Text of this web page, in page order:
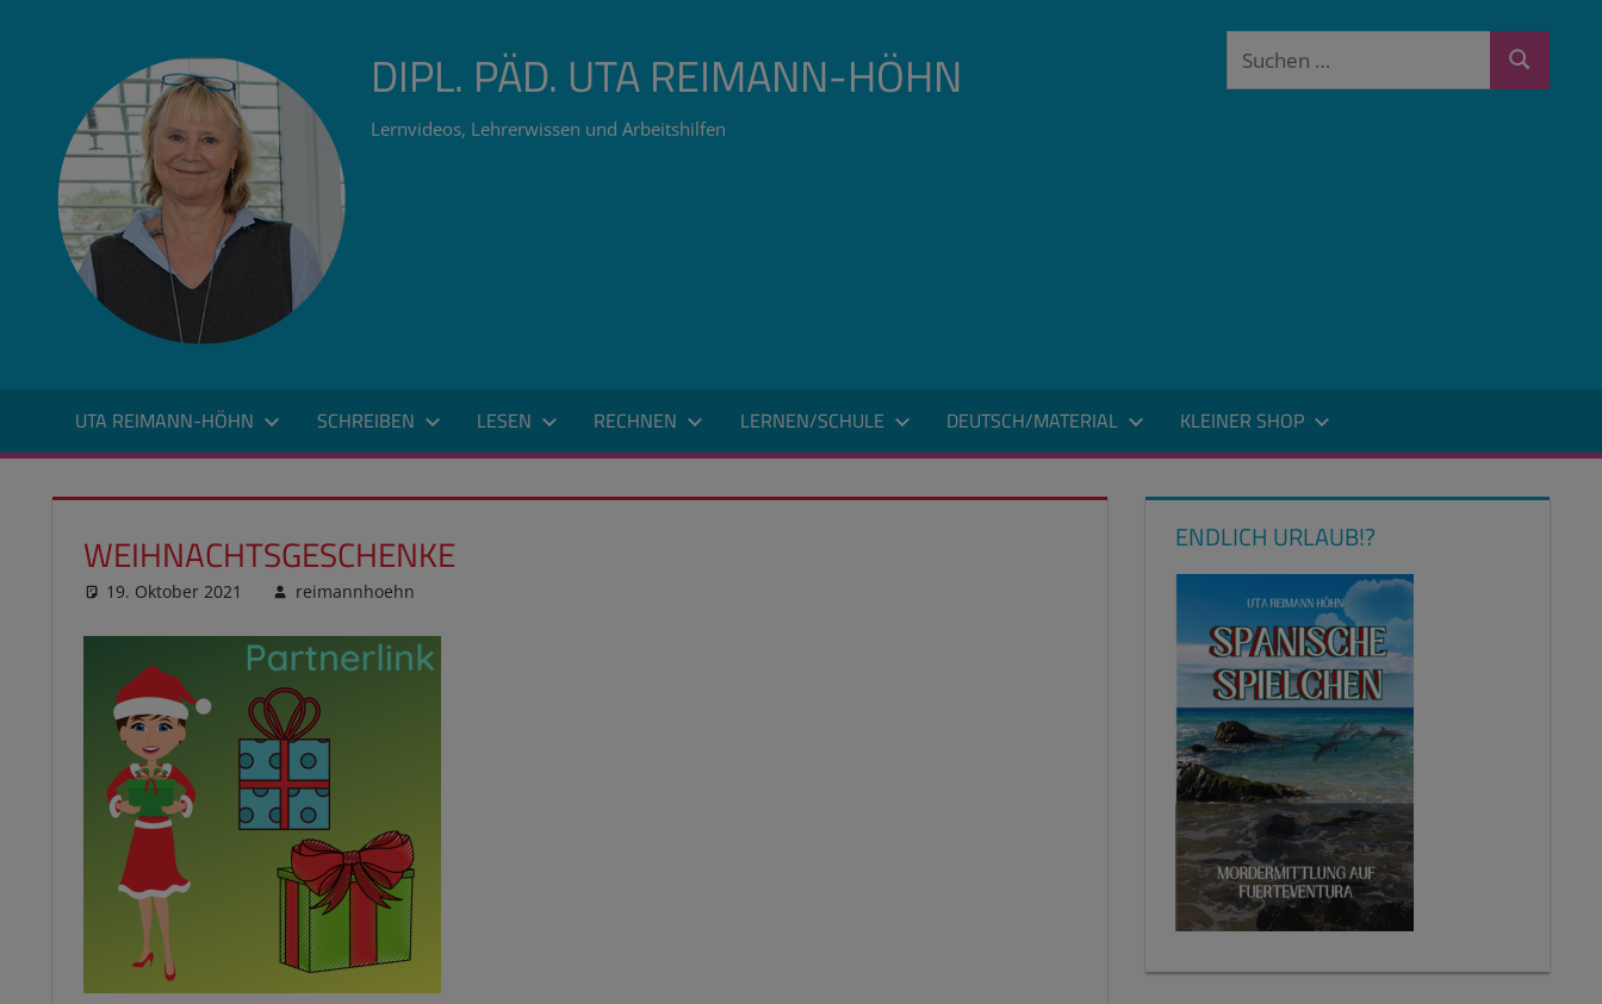
DIPL. PÄD. UTA REIMANN-HÖHN
Lernvideos, Lehrerwissen und Arbeitshilfen
Suchen
Suchen
UTA REIMANN-HÖHN SCHREIBEN LESEN RECHNEN LERNEN/SCHULE DEUTSCH/MATERIAL KLEINER SHOP
WEIHNACHTSGESCHENKE
19. Oktober 2021 reimannhoehn
ENDLICH URLAUB!?